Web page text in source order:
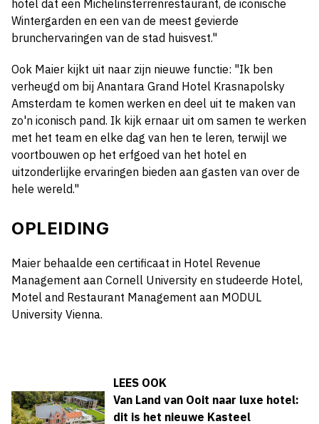
hotel dat een Michelinsterrenrestaurant, de iconische
Wintergarden en een van de meest gevierde
brunchervaringen van de stad huisvest."
Ook Maier kijkt uit naar zijn nieuwe functie: "Ik ben
verheugd om bij Anantara Grand Hotel Krasnapolsky
Amsterdam te komen werken en deel uit te maken van
zo'n iconisch pand. Ik kijk ernaar uit om samen te werken
met het team en elke dag van hen te leren, terwijl we
voortbouwen op het erfgoed van het hotel en
uitzonderlijke ervaringen bieden aan gasten van over de
hele wereld."
OPLEIDING
Maier behaalde een certificaat in Hotel Revenue
Management aan Cornell University en studeerde Hotel,
Motel and Restaurant Management aan MODUL
University Vienna.
LEES OOK
Van Land van Ooit naar luxe hotel:
dit is het nieuwe Kasteel